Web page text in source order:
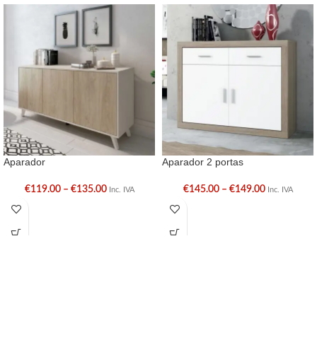
Aparador
€119.00 – €135.00 Inc. IVA
Aparador 2 portas
€145.00 – €149.00 Inc. IVA